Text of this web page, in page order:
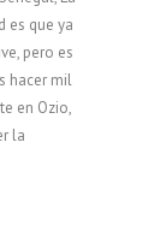
es que ya
pero es
hacer mil
en Ozio,
la